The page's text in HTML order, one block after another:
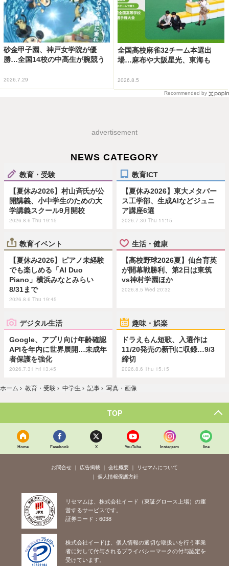
砂金甲子園、神戸女学院が優
勝…全国14校の中高生が腕競う
2026.7.29
全国高校麻雀32チーム本選出
場…麻布や大阪星光、東海も
2026.8.5
Recommended by
advertisement
NEWS CATEGORY
教育・受験
【夏休み2026】村山斉氏が公
開講義、小中学生のための大
学講義スクール9月開校
2026.8.6 Thu 19:15
教育ICT
【夏休み2026】東大メタバー
ス工学部、生成AIなどジュニ
ア講座6選
2026.7.30 Thu 11:15
教育イベント
【夏休み2026】ピアノ未経験
でも楽しめる「AI Duo
Piano」横浜みなとみらい
8/31まで
2026.8.6 Thu 19:45
生活・健康
【高校野球2026夏】仙台育英
が開幕戦勝利、第2日は東筑
vs神村学園ほか
2026.8.5 Wed 20:32
デジタル生活
Google、アプリ向け年齢確認
APIを年内に世界展開…未成年
者保護を強化
2026.7.31 Fri 13:45
趣味・娯楽
ドラえもん短歌、入選作は
11/20発売の新刊に収録…9/3
締切
2026.8.6 Thu 15:15
ホーム › 教育・受験 › 中学生 › 記事 › 写真・画像
TOP
Home Facebook X YouTube Instagram line
お問合せ 広告掲載 会社概要
リセマムについて
個人情報保護方針
リセマムは、株式会社イード（東証グロース上場）の運
営するサービスです。
証券コード：6038
株式会社イードは、個人情報の適切な取扱いを行う事業
者に対して付与されるプライバシーマークの付与認定を
受けています。